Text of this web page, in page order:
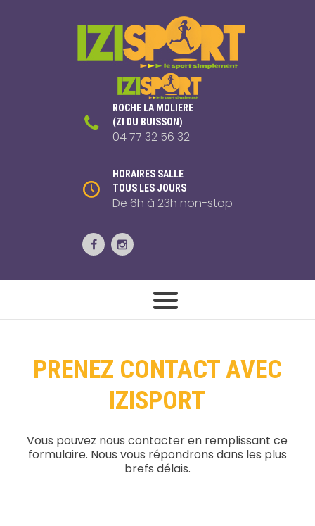
ROCHE LA MOLIERE
(ZI DU BUISSON)
04 77 32 56 32
HORAIRES SALLE
TOUS LES JOURS
De 6h à 23h non-stop
PRENEZ CONTACT AVEC
IZISPORT
Vous pouvez nous contacter en remplissant ce
formulaire. Nous vous répondrons dans les plus
brefs délais.